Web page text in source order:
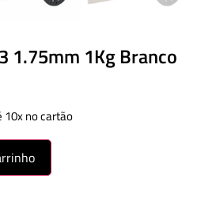
1.75mm 1Kg Branco
10x no cartão